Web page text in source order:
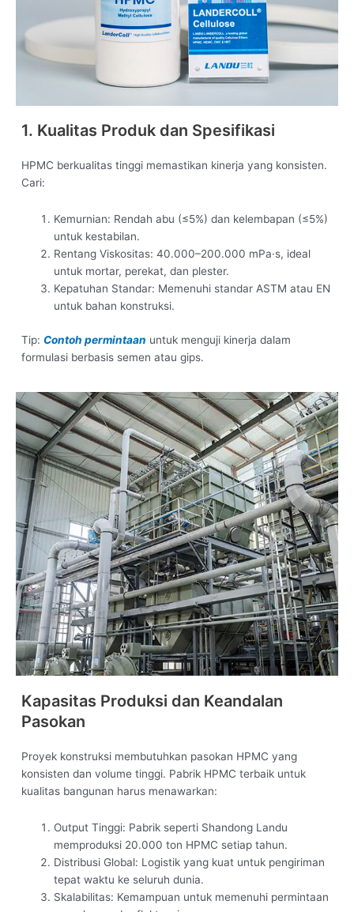
1. Kualitas Produk dan Spesifikasi
HPMC berkualitas tinggi memastikan kinerja yang konsisten.
Cari:
Kemurnian: Rendah abu (≤5%) dan kelembapan (≤5%)
untuk kestabilan.
Rentang Viskositas: 40.000–200.000 mPa·s, ideal
untuk mortar, perekat, dan plester.
Kepatuhan Standar: Memenuhi standar ASTM atau EN
untuk bahan konstruksi.
Tip: Contoh permintaan untuk menguji kinerja dalam
formulasi berbasis semen atau gips.
Kapasitas Produksi dan Keandalan
Pasokan
Proyek konstruksi membutuhkan pasokan HPMC yang
konsisten dan volume tinggi. Pabrik HPMC terbaik untuk
kualitas bangunan harus menawarkan:
Output Tinggi: Pabrik seperti Shandong Landu
memproduksi 20.000 ton HPMC setiap tahun.
Distribusi Global: Logistik yang kuat untuk pengiriman
tepat waktu ke seluruh dunia.
Skalabilitas: Kemampuan untuk memenuhi permintaan